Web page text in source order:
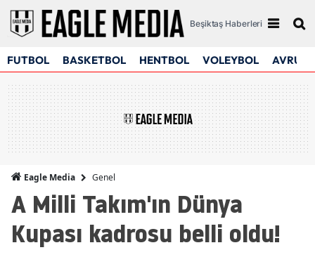
Beşiktaş Haberleri
FUTBOL BASKETBOL HENTBOL VOLEYBOL
Eagle Media Genel
A Milli Takım'ın Dünya
Kupası kadrosu belli oldu!